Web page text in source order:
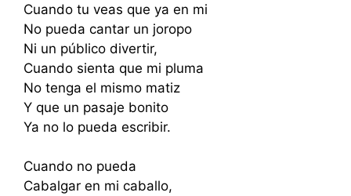
Cuando tu veas que ya en mi
No pueda cantar un joropo
Ni un público divertir,
Cuando sienta que mi pluma
No tenga el mismo matiz
Y que un pasaje bonito
Ya no lo pueda escribir.
Cuando no pueda
Cabalgar en mi caballo,